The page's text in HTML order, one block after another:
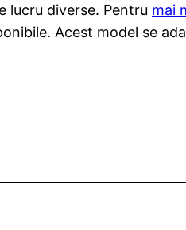
lucru diverse. Pentru mai
Acest model se